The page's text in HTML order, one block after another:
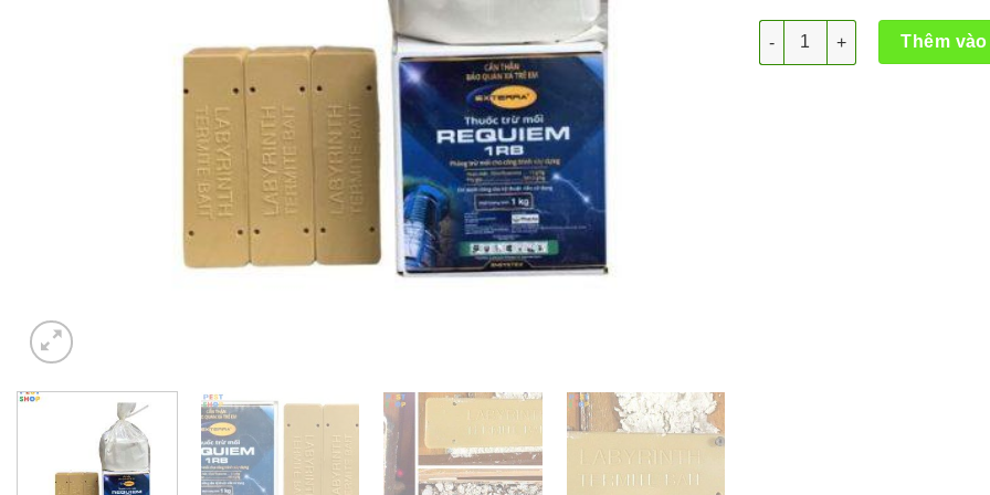
Labyrinth nguyên bộ - kiểm
Thêm